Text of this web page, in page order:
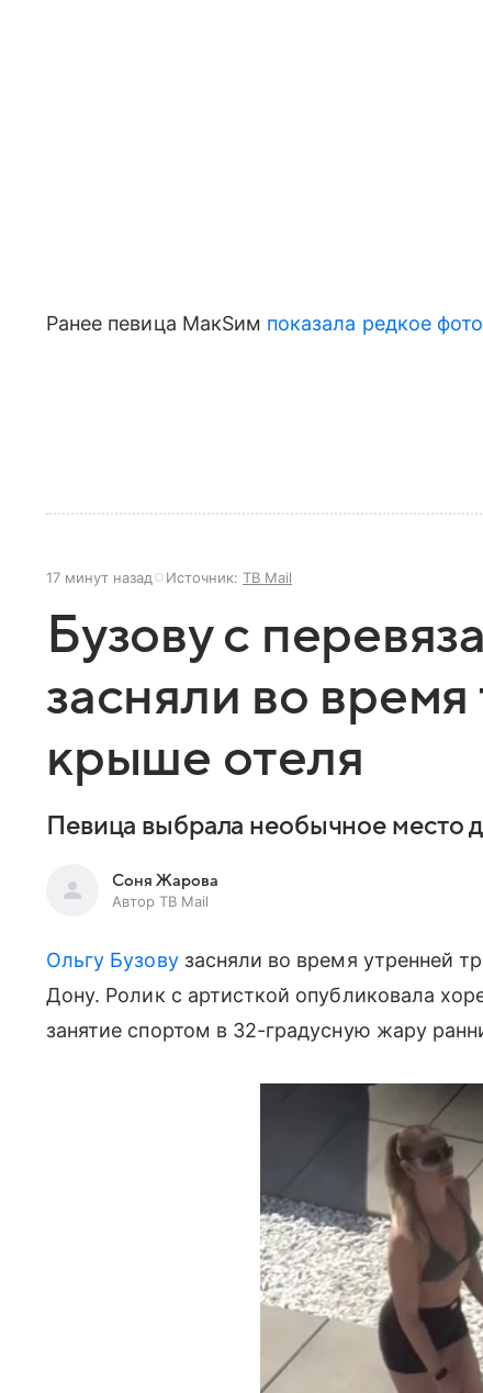
Ранее певица МакSим показала редкое фото
17 минут назад Источник: ТВ Mail
Бузову с
засняли во
крыше отеля
Певица выбрала необычное место
Соня Жарова
Автор ТВ Mail
Ольгу Бузовузасняли во время утренней
Дону. Ролик с артисткой опубликовала
занятие спортом в 32-градусную жару